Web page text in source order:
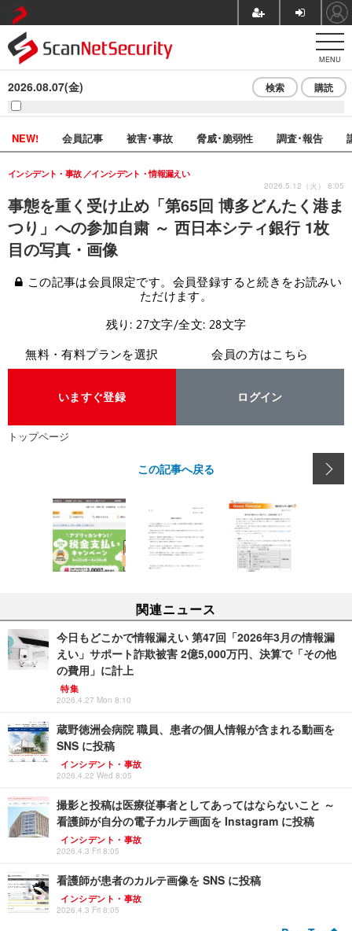
MENU
2026.08.07(金) 検索 購読
NEW! 会員記事 被害･事故 脅威･脆弱性 調査･報告
事態を重く受け止め「第65回 博多どんたく港ま
つり」への参加自粛 ～ 西日本シティ銀行 1枚
目の写真・画像
インシデント・事故 インシデント・情報漏えい
2026.5.12（火） 8:05
この記事は会員限定です。会員登録すると続きをお読みい
ただけます。
残り: 27文字/全文: 28文字
無料・有料プランを選択
いますぐ登録
会員の方はこちら
ログイン
トップページ
この記事へ戻る
関連ニュース
今日もどこかで情報漏えい 第47回「2026年3月の情報漏
えい」サポート詐欺被害 2億5,000万円、決算で「その他
の費用」に計上
特集
2026.4.27 Mon 8:10
蔵野徳洲会病院 職員、患者の個人情報が含まれる動画を
SNS に投稿
インシデント・事故
2026.4.22 Wed 8:05
撮影と投稿は医療従事者としてあってはならないこと ～
看護師が自分の電子カルテ画面を Instagram に投稿
インシデント・事故
2026.4.3 Fri 8:05
看護師が患者のカルテ画像を SNS に投稿
インシデント・事故
2026.4.3 Fri 8:05